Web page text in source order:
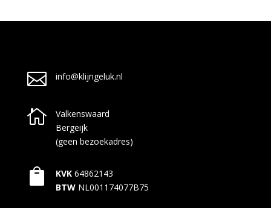
 info@klijngeluk.nl

Valkenswaard
Bergeijk
(geen bezoekadres)
 KVK 64862143
BTW NL001174077B75